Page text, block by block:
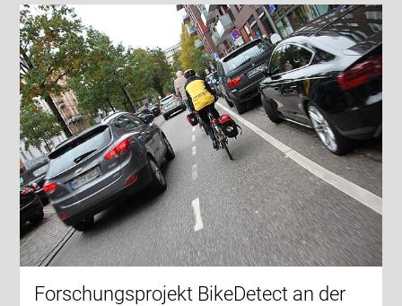
Forschungsprojekt BikeDetect an der